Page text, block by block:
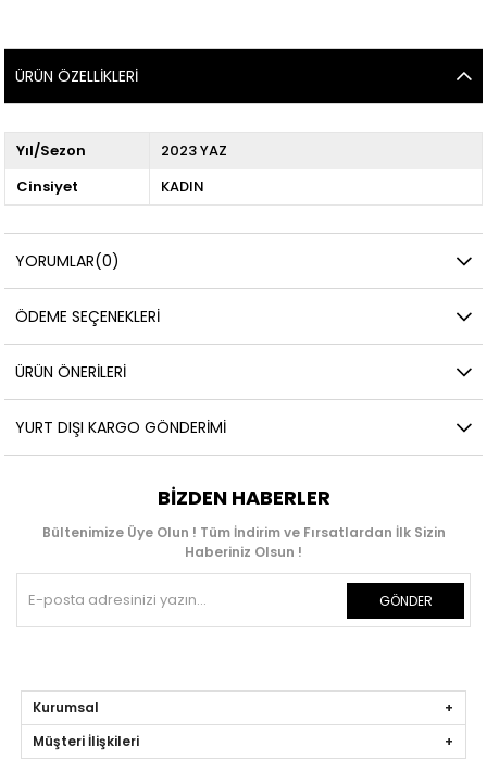
ÜRÜN ÖZELLIKLERI
Yıl/Sezon
2023 YAZ
Cinsiyet
KADIN
YORUMLAR(0)
ÖDEME SEÇENEKLERI
ÜRÜN ÖNERILERI
YURT DIŞI KARGO GÖNDERIMI
BIZDEN HABERLER
Bültenimize Üye Olun ! Tüm İndirim ve Fırsatlardan İlk Sizin
Haberiniz Olsun !
GÖNDER
Kurumsal
Müşteri İlişkileri